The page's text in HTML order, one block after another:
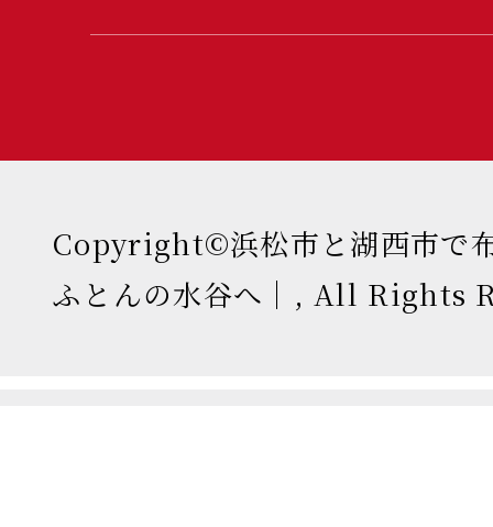
Copyright©浜松市と湖西市で
ふとんの水谷へ｜, All Rights